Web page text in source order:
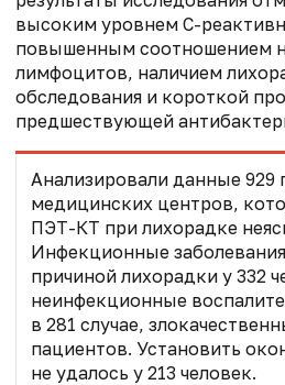
высоким уровнем С-
повышенным соотношением
лимфоцитов, наличием
обследования и короткой
предшествующей
Анализировали данные 929
медицинских центров,
ПЭТ-КТ при лихорадке
Инфекционные
причиной лихорадки у 332
неинфекционные
в 281 случае,
пациентов. Установить
не удалось у 213 человек.